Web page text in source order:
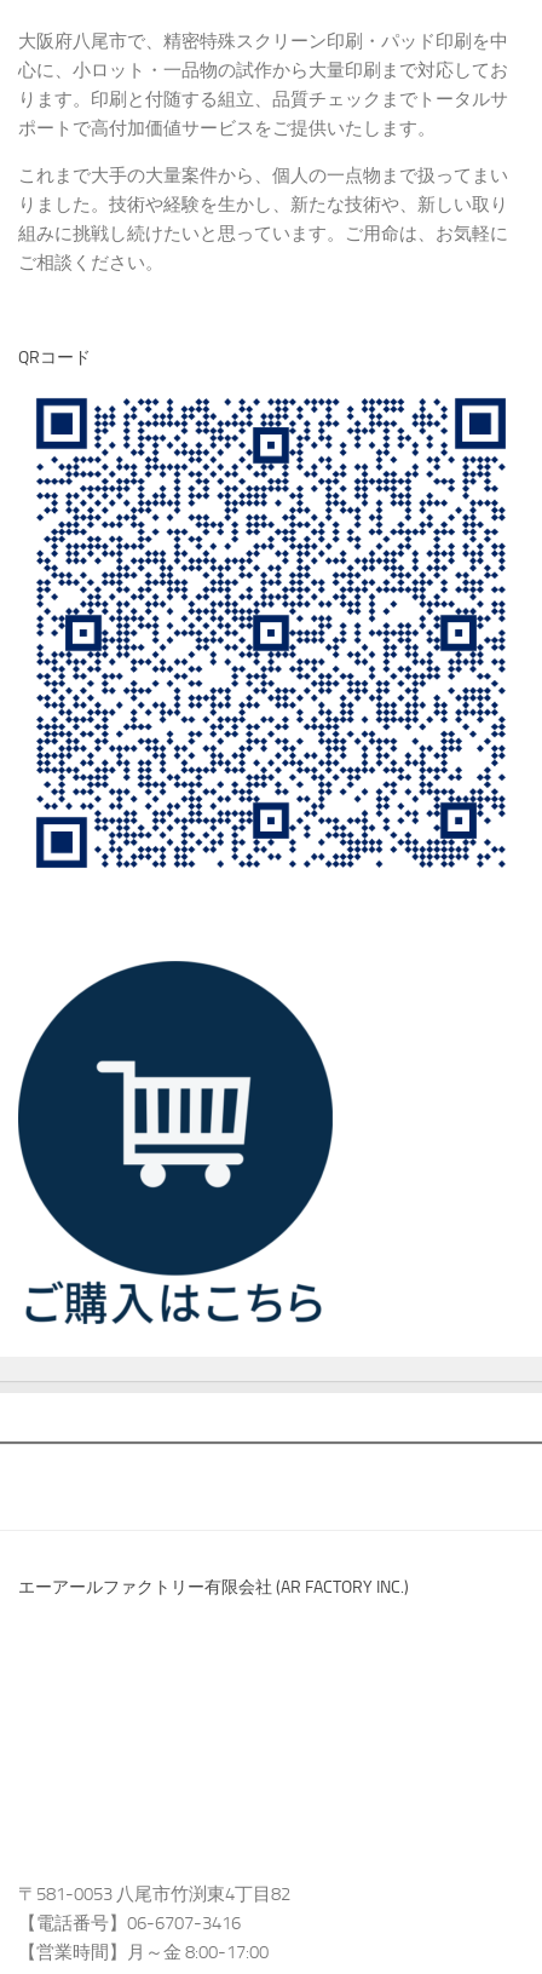
大阪府八尾市で、精密特殊スクリーン印刷・パッド印刷を中
心に、小ロット・一品物の試作から大量印刷まで対応してお
ります。印刷と付随する組立、品質チェックまでトータルサ
ポートで高付加価値サービスをご提供いたします。
これまで大手の大量案件から、個人の一点物まで扱ってまい
りました。技術や経験を生かし、新たな技術や、新しい取り
組みに挑戦し続けたいと思っています。ご用命は、お気軽に
ご相談ください。
QRコード
エーアールファクトリー有限会社 (AR FACTORY INC.)
〒581-0053 八尾市竹渕東4丁目82
【電話番号】06-6707-3416
【営業時間】月～金 8:00-17:00